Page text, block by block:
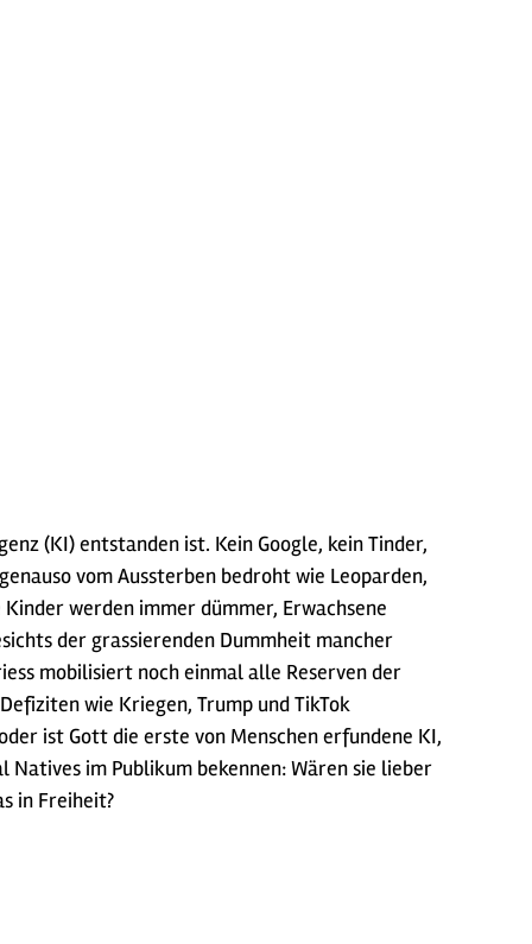
(KI) entstanden ist. Kein Google, kein Tinder,
vom Aussterben bedroht wie Leoparden,
werden immer dümmer, Erwachsene
der grassierenden Dummheit mancher
mobilisiert noch einmal alle Reserven der
wie Kriegen, Trump und TikTok
ist Gott die erste von Menschen erfundene KI,
Natives im Publikum bekennen: Wären sie lieber
in Freiheit?